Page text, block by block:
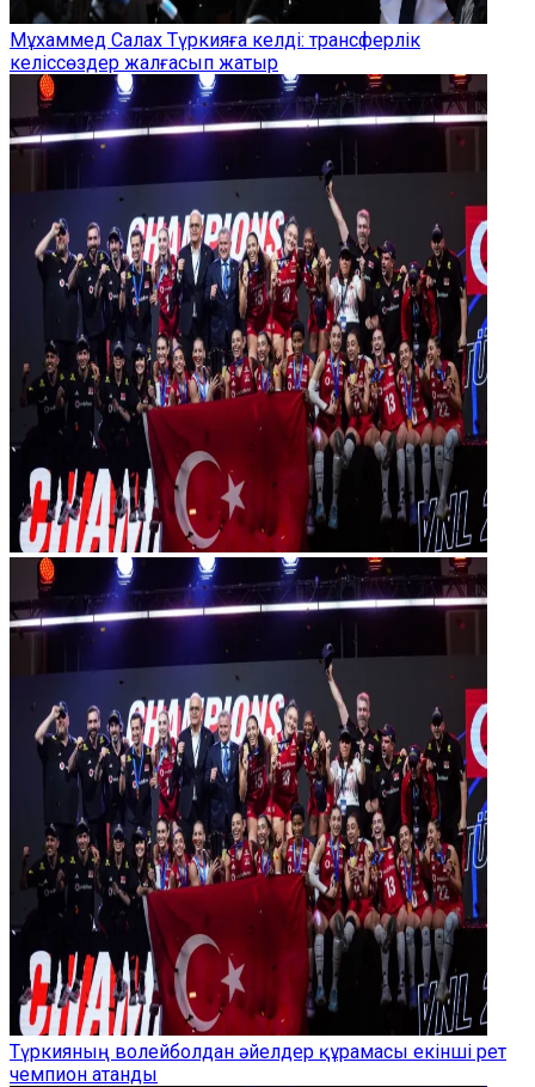
Мұхаммед Салах Түркияға келді: трансферлік
келіссөздер жалғасып жатыр
Түркияның волейболдан әйелдер құрамасы екінші рет
чемпион атанды